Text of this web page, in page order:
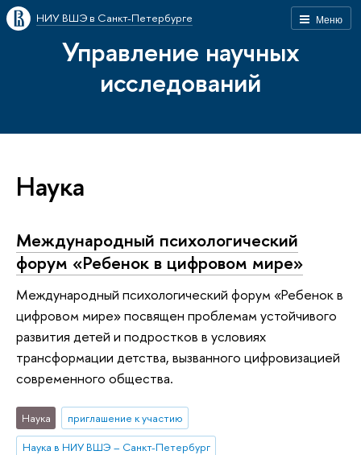
Меню
НИУ ВШЭ в Санкт-Петербурге
Управление научных
исследований
Наука
Международный психологический
форум «Ребенок в цифровом мире»
Международный психологический форум «Ребенок в
цифровом мире» посвящен проблемам устойчивого
развития детей и подростков в условиях
трансформации детства, вызванного цифровизацией
современного общества.
Наука
приглашение к участию
Наука в НИУ ВШЭ – Санкт-Петербург